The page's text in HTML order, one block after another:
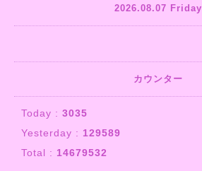
2026.08.07 Friday
カウンター
Today : 3035
Yesterday : 129589
Total : 14679532